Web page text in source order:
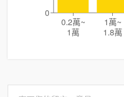
0.2萬~
1萬
1萬~
1.8萬
0